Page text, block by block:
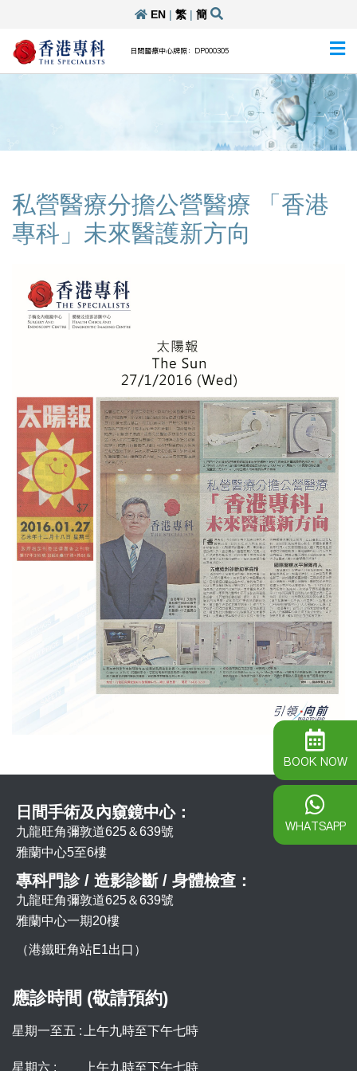
EN| 繁| 簡
日間醫療中心牌照：DP000305
私營醫療分擔公營醫療 「香港
專科」未來醫護新方向
日間手術及內窺鏡中心：
九龍旺角彌敦道625＆639號
雅蘭中心5至6樓
專科門診 / 造影診斷 / 身體檢查：
九龍旺角彌敦道625＆639號
雅蘭中心一期20樓
（港鐵旺角站E1出口）
應診時間 (敬請預約)
星期一至五 : 上午九時至下午七時
星期六 : 上午九時至下午七時
BOOK NOW
WHATSAPP